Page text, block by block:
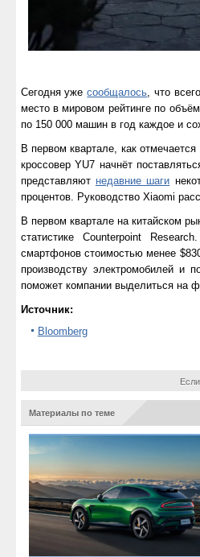
Сегодня ужесообщалось, что
место в мировом рейтинге по
по 150 000 машин в год каждое и
В первом квартале, как
кроссовер YU7 начнёт
представляют недавние шаги
процентов. Руководство Xiaomi
В первом квартале на китайском
статистике Counterpoint
смартфонов стоимостью менее
производству электромобилей и
поможет компании выделиться на
Источник:
Bloomberg
Материалы по теме